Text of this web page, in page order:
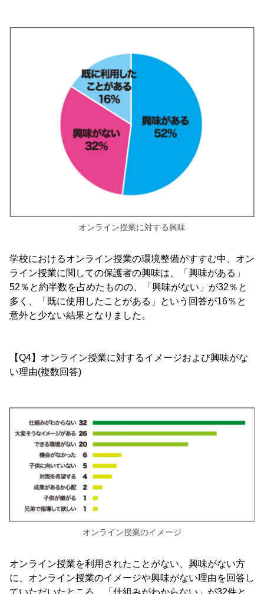
オンライン授業に対する興味
学校におけるオンライン授業の環境整備がすすむ中、オン
ライン授業に関しての保護者の興味は、「興味がある」
52％と約半数を占めたものの、「興味がない」が32％と
多く、「既に使用したことがある」という回答が16％と
意外と少ない結果となりました。
【Q4】オンライン授業に対するイメージおよび興味がな
い理由(複数回答)
オンライン授業のイメージ
オンライン授業を利用されたことがない、興味がない方
に、オンライン授業のイメージや興味がない理由を回答し
ていただいたところ、「仕組みがわからない」が32件と